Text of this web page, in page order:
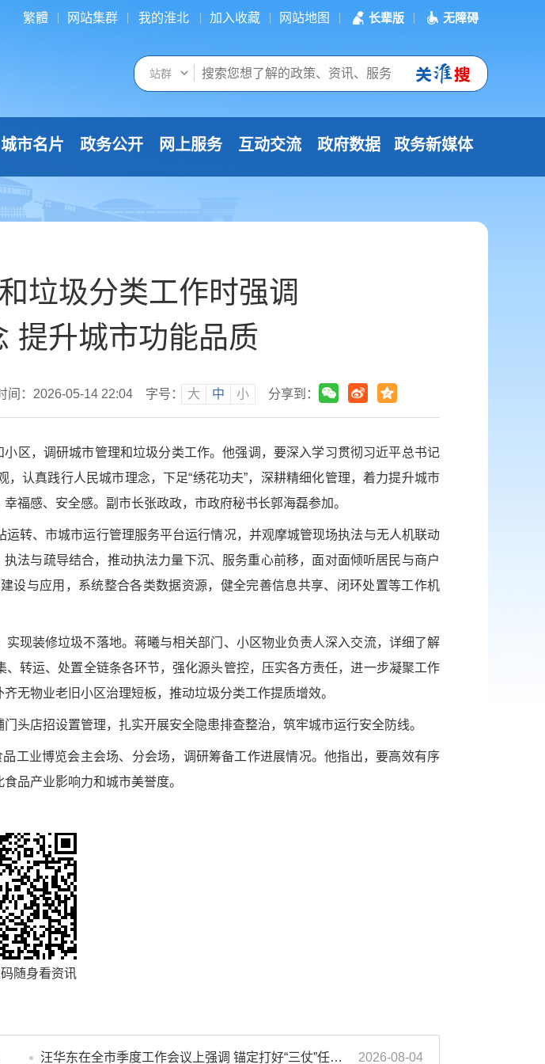
繁體 网站集群 我的淮北 加入收藏 网站地图 长辈版 无障碍
城市名片 政务公开 网上服务 互动交流 政府数据 政务新媒体
垃圾分类工作时强调
提升城市功能品质
间：2026-05-14 22:04 字号： 大 中 小 分享到：
区，调研城市管理和垃圾分类工作。他强调，要深入学习贯彻习近平总书记
认真践行人民城市理念，下足“绣花功夫”，深耕精细化管理，着力提升城市
福感、安全感。副市长张政政，市政府秘书长郭海磊参加。
转、市城市运行管理服务平台运行情况，并观摩城管现场执法与无人机联动
法与疏导结合，推动执法力量下沉、服务重心前移，面对面倾听居民与商户
设与应用，系统整合各类数据资源，健全完善信息共享、闭环处置等工作机
现装修垃圾不落地。蒋曦与相关部门、小区物业负责人深入交流，详细了解
转运、处置全链条各环节，强化源头管控，压实各方责任，进一步凝聚工作
无物业老旧小区治理短板，推动垃圾分类工作提质增效。
头店招设置管理，扎实开展安全隐患排查整治，筑牢城市运行安全防线。
工业博览会主会场、分会场，调研筹备工作进展情况。他指出，要高效有序
品产业影响力和城市美誉度。
随身看资讯
汪华东在全市季度工作会议上强调 锚定打好“三仗”任务和年度预期目标不动摇 在全市上下掀起比学赶超争先进位的攻坚热潮 2026-08-04